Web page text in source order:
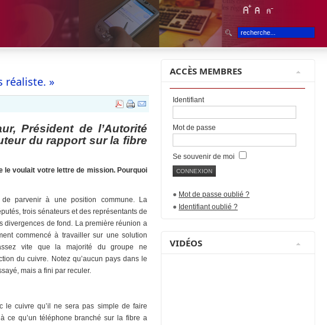
réaliste. »
Président de l’Autorité
du rapport sur la fibre
le voulait votre lettre de mission. Pourquoi
parvenir à une position commune. La
trois sénateurs et des représentants de
divergences de fond. La première réunion a
commencé à travailler sur une solution
vite que la majorité du groupe ne
du cuivre. Notez qu’aucun pays dans le
mais a fini par reculer.
le cuivre qu’il ne sera pas simple de faire
ce qu’un téléphone branché sur la fibre a
ACCÈS MEMBRES
Identifiant
Mot de passe
Se souvenir de moi
Mot de passe oublié ?
Identifiant oublié ?
VIDÉOS